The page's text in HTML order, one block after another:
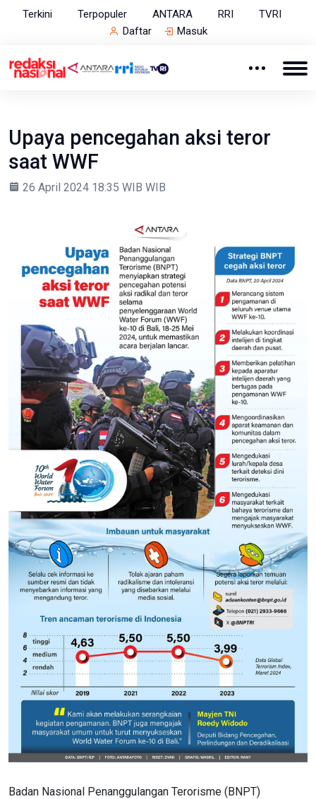
Terkini Terpopuler ANTARA RRI
TVRI
Daftar
Masuk
Upaya pencegahan aksi teror
saat WWF
26 April 2024 18:35 WIB WIB
Badan Nasional Penanggulangan Terorisme (BNPT)